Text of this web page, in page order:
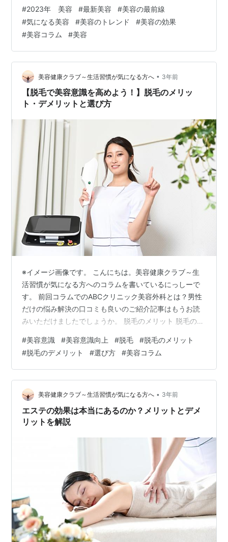
慮してきているの？ 今、注目されて来ている最新美容コ
スメはどんなものか？ まとめ 近年の美容業界では、技術
革新や消費者の意識の変化に伴い、絶えず新しいトレン
ドが生まれています。 2023年には、どんな美容法やアイ
テムが、注目を浴びているのでしょうか？本記事では、
今年の最新トレンド…
#2023年 美容 #最新美容 #美容の最前線
#気になる美容 #美容のトレンド #美容の効果
#美容コラム #美容
美容健康クラブ～生活習慣が気になる方へ • 3年前
【脱毛で美容意識を高めよう！】脱毛のメリッ
ト・デメリットと選び方
※イメージ画像です。 こんにちは。美容健康クラブ～生
活習慣が気になる方へのコラムを書いているにっしーで
す。 前回コラムでのABCクリニック美容外科とは？男性
だけの悩み解決の口コミも良いのご紹介記事はもうお読
みいただけましたでしょうか。 脱毛のメリット 脱毛のデ
容意識が高まる中、脱毛もより身近なものになってきま
した。 脱毛には、美容面だけでなく、衛生面や自己肯定
感の向上など、さまざまなメリットがあります。 今回の
コラムでは、脱毛のメリットとデメリットについて詳し
く解説し、自分に合った脱毛方法を選ぶためのポイント
をご紹介します。 脱毛のメリット…
#美容意識 #美容意識向上 #脱毛 #脱毛のメリット
#脱毛のデメリット #選び方 #美容コラム
美容健康クラブ～生活習慣が気になる方へ • 3年前
エステの効果は本当にあるのか？メリットとデメ
リットを解説